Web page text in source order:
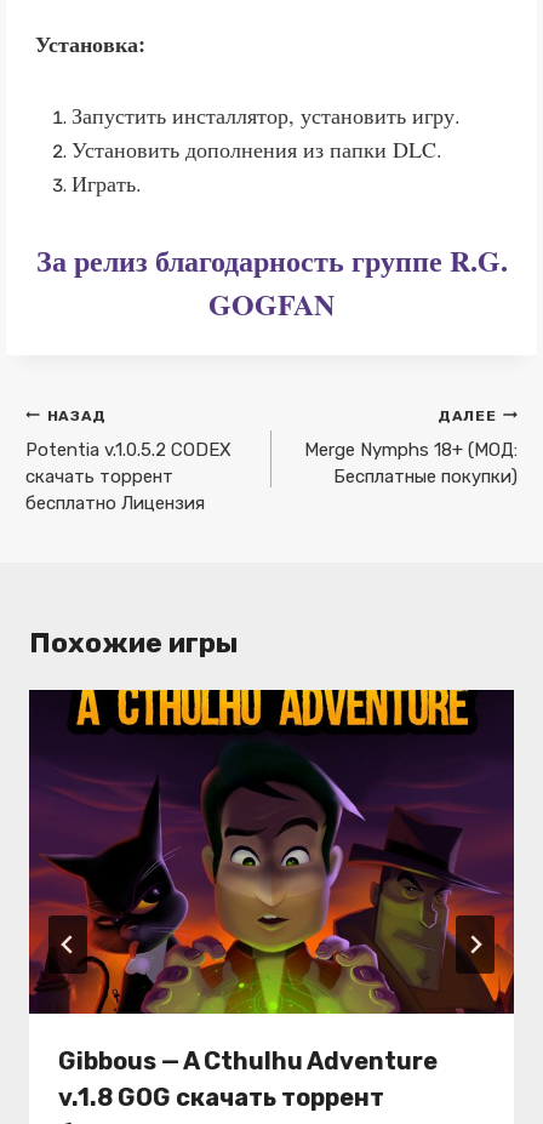
Установка:
Запустить инсталлятор, установить игру.
Установить дополнения из папки DLC.
Играть.
За релиз благодарность группе R.G.
GOGFAN
Навигация
по
записям
НАЗАД
Potentia v.1.0.5.2 CODEX
скачать торрент
бесплатно Лицензия
ДАЛЕЕ
Merge Nymphs 18+ (МОД:
Бесплатные покупки)
Похожие игры
Gibbous — A Cthulhu Adventure
v.1.8 GOG скачать торрент